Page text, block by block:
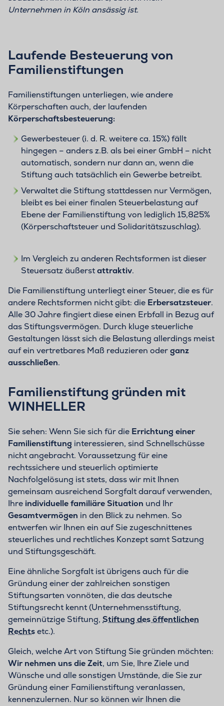
Unternehmen in Köln ansässig ist.
Laufende Besteuerung von
Familienstiftungen
Familienstiftungen unterliegen, wie andere
Körperschaften auch, der laufenden
Körperschaftsbesteuerung:
Gewerbesteuer (i. d. R. weitere ca. 15%) fällt
hingegen – anders z.B. als bei einer GmbH – nicht
automatisch, sondern nur dann an, wenn die
Stiftung auch tatsächlich ein Gewerbe betreibt.
Verwaltet die Stiftung stattdessen nur Vermögen,
bleibt es bei einer finalen Steuerbelastung auf
Ebene der Familienstiftung von lediglich 15,825%
(Körperschaftsteuer und Solidaritätszuschlag).
Im Vergleich zu anderen Rechtsformen ist dieser
Steuersatz äußerstattraktiv.
Die Familienstiftung unterliegt einer Steuer, die es für
andere Rechtsformen nicht gibt: die Erbersatzsteuer.
Alle 30 Jahre fingiert diese einen Erbfall in Bezug auf
das Stiftungsvermögen. Durch kluge steuerliche
Gestaltungen lässt sich die Belastung allerdings meist
auf ein vertretbares Maß reduzieren oderganz
ausschließen.
Familienstiftung gründen mit
WINHELLER
Sie sehen: Wenn Sie sich für die Errichtung einer
Familienstiftung interessieren, sind Schnellschüsse
nicht angebracht. Voraussetzung für eine
rechtssichere und steuerlich optimierte
Nachfolgelösung ist stets, dass wir mit Ihnen
gemeinsam ausreichend Sorgfalt darauf verwenden,
Ihre individuelle familiäre Situation und Ihr
Gesamtvermögen in den Blick zu nehmen. So
entwerfen wir Ihnen ein auf Sie zugeschnittenes
steuerliches und rechtliches Konzept samt Satzung
und Stiftungsgeschäft.
Eine ähnliche Sorgfalt ist übrigens auch für die
Gründung einer der zahlreichen sonstigen
Stiftungsarten vonnöten, die das deutsche
Stiftungsrecht kennt (Unternehmensstiftung,
gemeinnützige Stiftung, Stiftung des öffentlichen
Rechtsetc.).
Gleich, welche Art von Stiftung Sie gründen möchten:
Wir nehmen uns die Zeit, um Sie, Ihre Ziele und
Wünsche und alle sonstigen Umstände, die Sie zur
Gründung einer Familienstiftung veranlassen,
kennenzulernen. Nur so können wir Ihnen die